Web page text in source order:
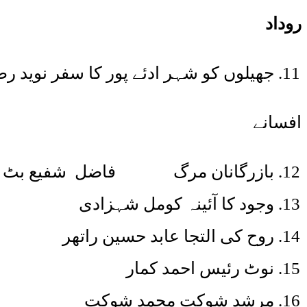
روداد
جھیلوں کو شہر ادئے پور کا سفر نوید
افسانے
بازرگانان مرگ فاضل شفیع بٹ
وجود کا آئینہ کومل شہزادی
روح کی التجا عابد حسین راتھر
نوٹ رئیس احمد کمار
مرشد شوکت محمد شوکت